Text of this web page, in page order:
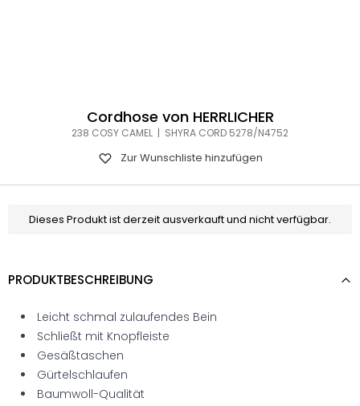
Cordhose von HERRLICHER
238 COSY CAMEL | SHYRA CORD 5278/N4752
Zur Wunschliste hinzufügen
Dieses Produkt ist derzeit ausverkauft und nicht verfügbar.
PRODUKTBESCHREIBUNG
Leicht schmal zulaufendes Bein
Schließt mit Knopfleiste
Gesäßtaschen
Gürtelschlaufen
Baumwoll-Qualität